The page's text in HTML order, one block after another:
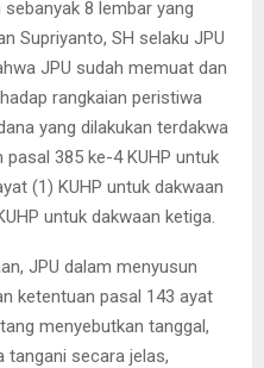
8 lembar yang
Supriyanto, SH selaku JPU
JPU sudah memuat dan
rangkaian peristiwa
yang dilakukan terdakwa
385 ke-4 KUHP untuk
(1) KUHP untuk dakwaan
untuk dakwaan ketiga.
JPU dalam menyusun
ketentuan pasal 143 ayat
menyebutkan tanggal,
tangani secara jelas,